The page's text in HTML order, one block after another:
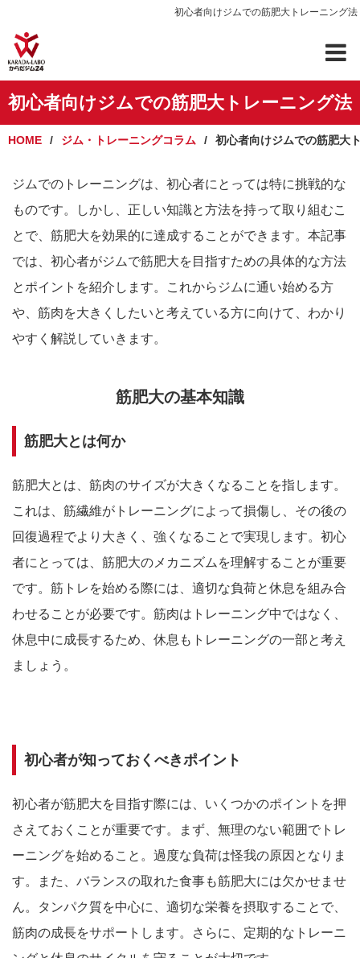
初心者向けジムでの筋肥大トレーニング法
初心者向けジムでの筋肥大トレーニング法
HOME ジム・トレーニングコラム 初心者向けジムでの筋肥大
ジムでのトレーニングは、初心者にとっては特に挑戦的な
ものです。しかし、正しい知識と方法を持って取り組むこ
とで、筋肥大を効果的に達成することができます。本記事
では、初心者がジムで筋肥大を目指すための具体的な方法
とポイントを紹介します。これからジムに通い始める方
や、筋肉を大きくしたいと考えている方に向けて、わかり
やすく解説していきます。
筋肥大の基本知識
筋肥大とは何か
筋肥大とは、筋肉のサイズが大きくなることを指します。
これは、筋繊維がトレーニングによって損傷し、その後の
回復過程でより大きく、強くなることで実現します。初心
者にとっては、筋肥大のメカニズムを理解することが重要
です。筋トレを始める際には、適切な負荷と休息を組み合
わせることが必要です。筋肉はトレーニング中ではなく、
休息中に成長するため、休息もトレーニングの一部と考え
ましょう。
初心者が知っておくべきポイント
初心者が筋肥大を目指す際には、いくつかのポイントを押
さえておくことが重要です。まず、無理のない範囲でトレ
ーニングを始めること。過度な負荷は怪我の原因となりま
す。また、バランスの取れた食事も筋肥大には欠かせませ
ん。タンパク質を中心に、適切な栄養を摂取することで、
筋肉の成長をサポートします。さらに、定期的なトレーニ